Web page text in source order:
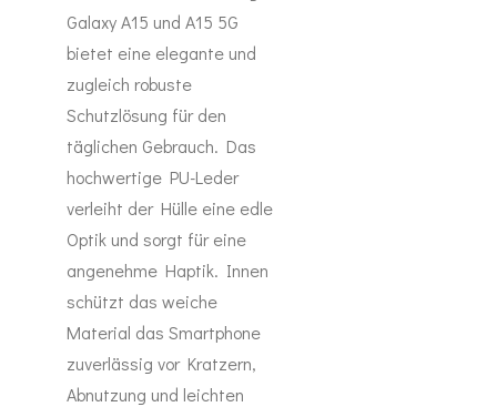
Galaxy A15 und A15 5G
bietet eine elegante und
zugleich robuste
Schutzlösung für den
täglichen Gebrauch. Das
hochwertige PU-Leder
verleiht der Hülle eine edle
Optik und sorgt für eine
angenehme Haptik. Innen
schützt das weiche
Material das Smartphone
zuverlässig vor Kratzern,
Abnutzung und leichten